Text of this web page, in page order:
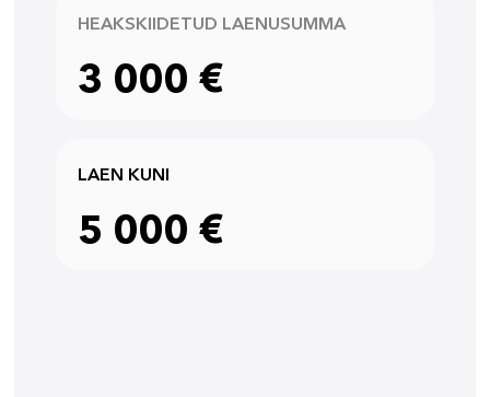
HEAKSKIIDETUD LAENUSUMMA
3 000 €
LAEN KUNI
5 000 €